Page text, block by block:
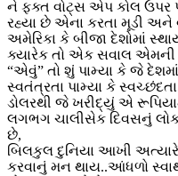
ને ફક્ત વોટ્સ એપ કોલ ઉપર
રહ્યા છે એના કરતા મૂડી
અમેરિકા કે બીજા દેશોમાં
ક્યારેક તો એક સવાલ એમની
“એવું” તો શું પામ્યા કે જે દેશમાં
સ્વતંત્રતા પામ્યા કે
ડોલરથી જે ખરીદ્યું એ
લગભગ ચાલીસેક દિવસનું
છે,
બિલકુલ દુનિયા આખી અત્યારે
કરવાનું મન થાય..આંધળો